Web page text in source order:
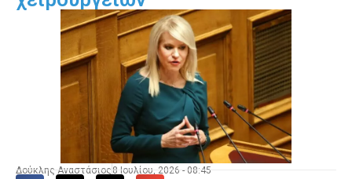
Δούκλης Αναστάσιος 8 Ιουλίου, 2026 - 08:45